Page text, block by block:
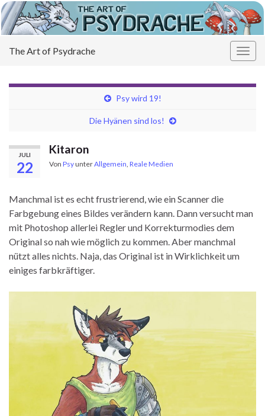
The Art of Psydrache
Psy wird 19!
Die Hyänen sind los!
JULI
22
Kitaron
Von PsyunterAllgemein Reale Medien
Manchmal ist es echt frustrierend, wie ein Scanner die
Farbgebung eines Bildes verändern kann. Dann versucht man
mit Photoshop allerlei Regler und Korrekturmodies dem
Original so nah wie möglich zu kommen. Aber manchmal
nützt alles nichts. Naja, das Original ist in Wirklichkeit um
einiges farbkräftiger.